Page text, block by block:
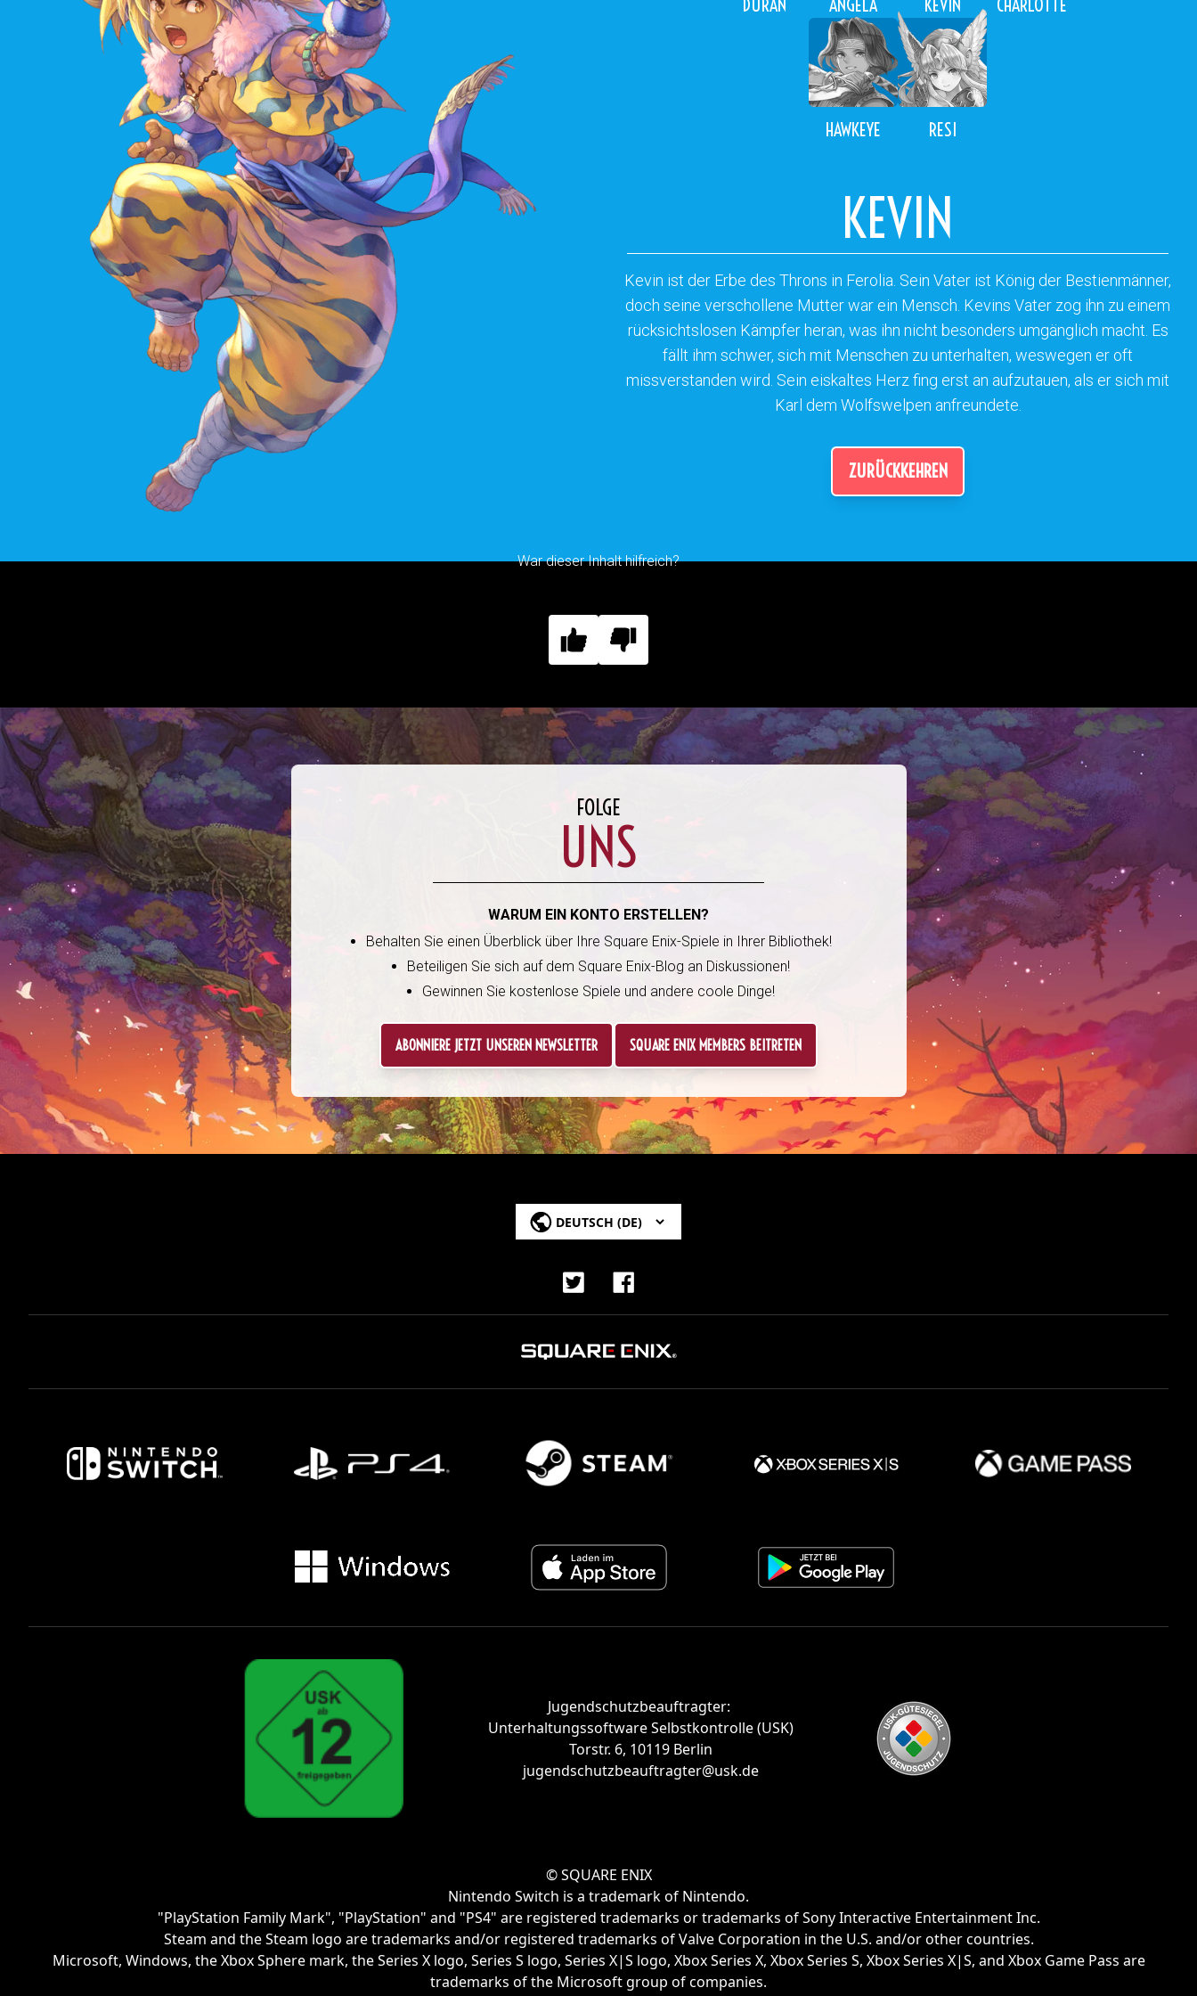
DURAN ANGELA KEVIN CHARLOTTE
HAWKEYE RESI
KEVIN
Kevin ist der Erbe des Throns in Ferolia. Sein Vater ist König der Bestienmänner,
doch seine verschollene Mutter war ein Mensch. Kevins Vater zog ihn zu einem
rücksichtslosen Kämpfer heran, was ihn nicht besonders umgänglich macht. Es
fällt ihm schwer, sich mit Menschen zu unterhalten, weswegen er oft
missverstanden wird. Sein eiskaltes Herz fing erst an aufzutauen, als er sich mit
Karl dem Wolfswelpen anfreundete.
ZURÜCKKEHREN
War dieser Inhalt hilfreich?
FOLGE
UNS
WARUM EIN KONTO ERSTELLEN?
Behalten Sie einen Überblick über Ihre Square Enix-Spiele in Ihrer Bibliothek!
Beteiligen Sie sich auf dem Square Enix-Blog an Diskussionen!
Gewinnen Sie kostenlose Spiele und andere coole Dinge!
ABONNIERE JETZT UNSEREN NEWSLETTER SQUARE ENIX MEMBERS BEITRETEN
Jugendschutzbeauftragter:
Unterhaltungssoftware Selbstkontrolle (USK)
Torstr. 6, 10119 Berlin
jugendschutzbeauftragter@usk.de
© SQUARE ENIX
Nintendo Switch is a trademark of Nintendo.
"PlayStation Family Mark", "PlayStation" and "PS4" are registered trademarks or trademarks of Sony Interactive Entertainment Inc.
Steam and the Steam logo are trademarks and/or registered trademarks of Valve Corporation in the U.S. and/or other countries.
Microsoft, Windows, the Xbox Sphere mark, the Series X logo, Series S logo, Series X|S logo, Xbox Series X, Xbox Series S, Xbox Series X|S, and Xbox Game Pass are
trademarks of the Microsoft group of companies.